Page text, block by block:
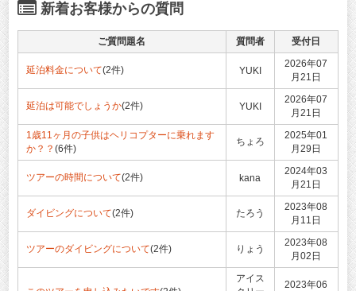
新着お客様からの質問
ご質問題名 質問者 受付日
延泊料金について(2件) YUKI
2026年07
月21日
延泊は可能でしょうか(2件) YUKI
2026年07
月21日
1歳11ヶ月の子供はヘリコプターに乗れます
か？？ (6件)
ちょろ
2025年01
月29日
ツアーの時間について(2件) kana
2024年03
月21日
ダイビングについて(2件) たろう
2023年08
月11日
ツアーのダイビングについて(2件) りょう
2023年08
月02日
アイス
2023年06